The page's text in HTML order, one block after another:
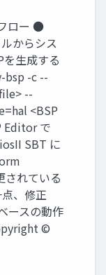
ロー ●
からシス
生成する
bsp -c --
--
<BSP
で
SBT に
されている
、修正
ースの動作
©